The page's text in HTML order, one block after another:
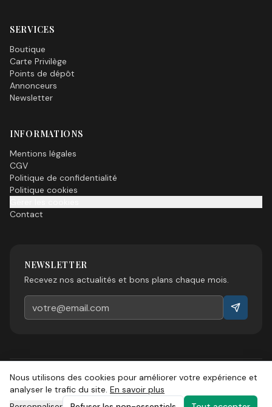
SERVICES
Boutique
Carte Privilège
Points de dépôt
Annonceurs
Newsletter
INFORMATIONS
Mentions légales
CGV
Politique de confidentialité
Politique cookies
Contact
NEWSLETTER
Recevez nos actualités et bons plans chaque mois.
©2026Esprit Sud Magazine. Tous droits réservés.
Nous utilisons des cookies pour améliorer votre expérience et
analyser le trafic du site. En savoir plus